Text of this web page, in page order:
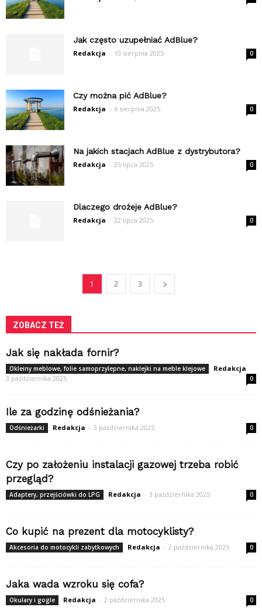
Jak często uzupełniać AdBlue?
Redakcja - 10 sierpnia 2025 0
Czy można pić AdBlue?
Redakcja - 6 sierpnia 2025 0
Na jakich stacjach AdBlue z dystrybutora?
Redakcja - 25 lipca 2025 0
Dlaczego drożeje AdBlue?
Redakcja - 22 lipca 2025 0
1 2 3
ZOBACZ TEŻ
Jak się nakłada fornir?
Okleiny meblowe, folie samoprzylepne, naklejki na meble klejowe Redakcja -
3 października 2025
0
Ile za godzinę odśnieżania?
Odśnieżarki Redakcja - 3 października 2025 0
Czy po założeniu instalacji gazowej trzeba robić
przegląd?
Adaptery, przejściówki do LPG Redakcja - 3 października 2025 0
Co kupić na prezent dla motocyklisty?
Akcesoria do motocykli zabytkowych Redakcja - 2 października 2025 0
Jaka wada wzroku się cofa?
Okulary i gogle Redakcja - 2 października 2025 0